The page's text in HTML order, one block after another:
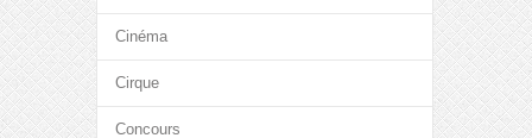
Cinéma
Cirque
Concours